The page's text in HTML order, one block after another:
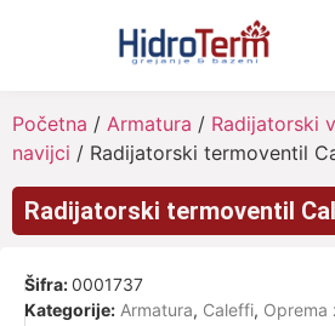
Početna / Armatura / Radijatorski
navijci / Radijatorski termoventil
Radijatorski termoventil
Šifra:0001737
Kategorije: Armatura, Caleffi, Oprema